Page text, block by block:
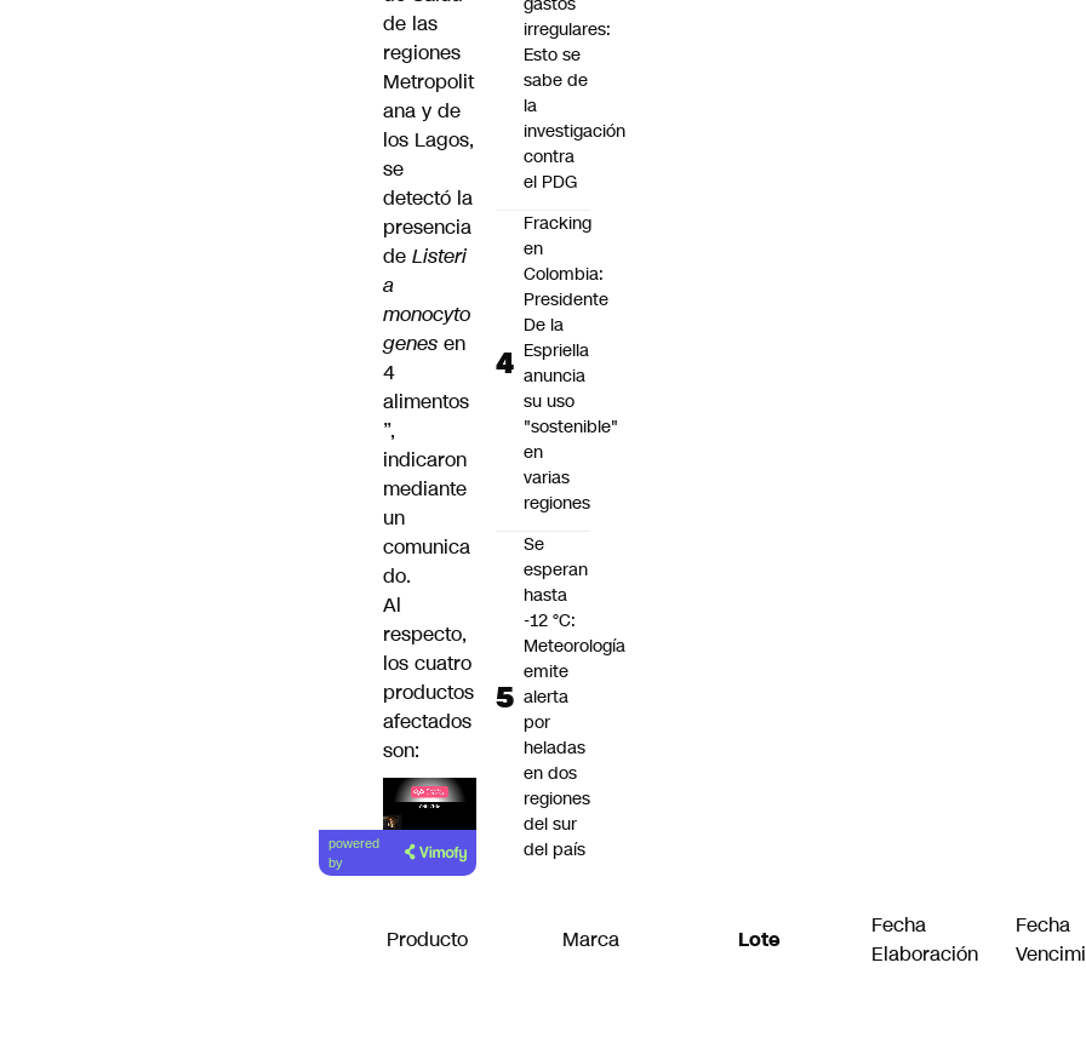
de las
regiones
Metropolit
ana y de
los Lagos,
se
detectó la
presencia
de Listeri
a
monocyto
genes en
4
alimentos
”,
indicaron
mediante
un
comunica
do.
Al
respecto,
los cuatro
productos
afectados
son:
Lea el
artículo
powered
by
Producto Marca Lote
Fecha
Elaboración
Fecha
irregulares:
Esto se
sabe de
la
investigación
contra
el PDG
Fracking
en
Colombia:
Presidente
De la
Espriella
anuncia
su uso
"sostenible"
en
varias
regiones
Se
esperan
hasta
-12 °C:
Meteorología
emite
alerta
por
heladas
en dos
regiones
del sur
del país